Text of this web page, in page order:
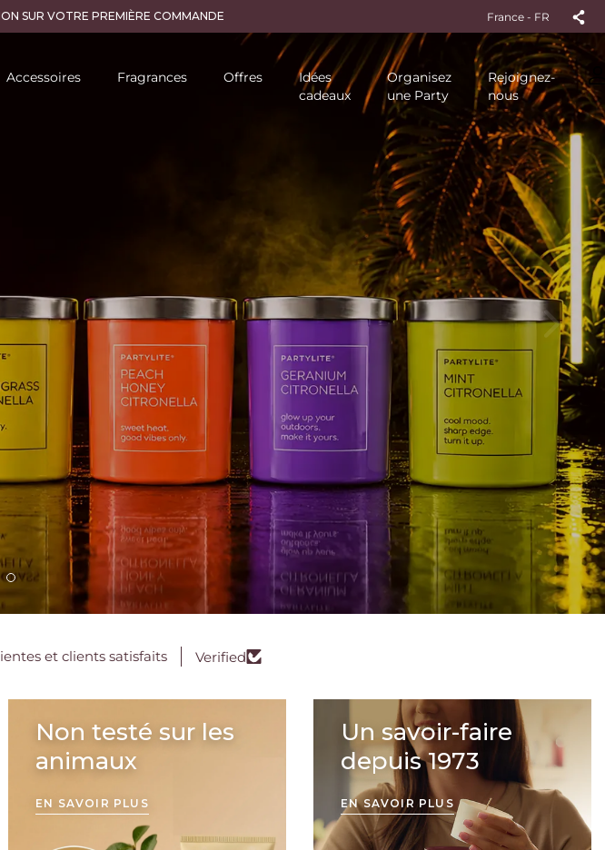
France - FR
Accessoires Fragrances Offres
Idées
cadeaux
Organisez
une Party
Rejoignez-
nous
et clients satisfaits Verified
Non testé sur les
animaux
EN SAVOIR PLUS
Un savoir-faire
depuis 1973
EN SAVOIR PLUS